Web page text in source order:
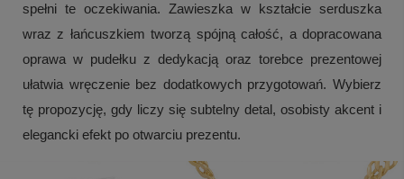
spełni te oczekiwania. Zawieszka w kształcie serduszka
wraz z łańcuszkiem tworzą spójną całość, a dopracowana
oprawa w pudełku z dedykacją oraz torebce prezentowej
ułatwia wręczenie bez dodatkowych przygotowań. Wybierz
tę propozycję, gdy liczy się subtelny detal, osobisty akcent i
elegancki efekt po otwarciu prezentu.